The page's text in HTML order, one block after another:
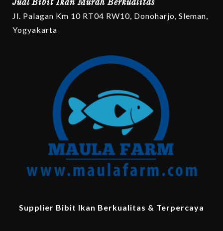
Jual Bibit Ikan Murah Berkualitas
Jl. Palagan Km 10 RT04 RW10, Donoharjo, Sleman,
Yogyakarta
Supplier Bibit Ikan Berkualitas & Terpercaya